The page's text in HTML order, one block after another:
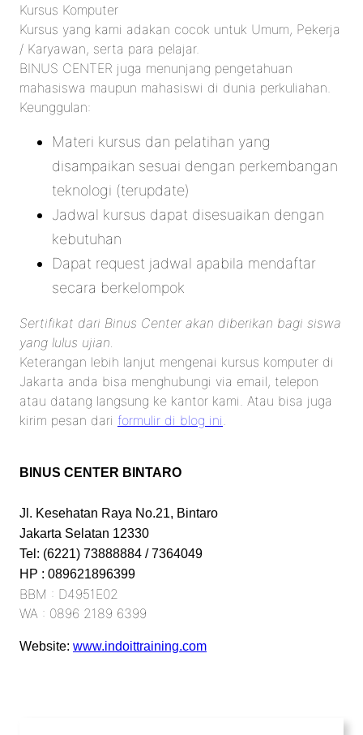
Kursus Komputer
Kursus yang kami adakan cocok untuk Umum, Pekerja
/ Karyawan, serta para pelajar.
BINUS CENTER juga menunjang pengetahuan
mahasiswa maupun mahasiswi di dunia perkuliahan.
Keunggulan:
Materi kursus dan pelatihan yang
disampaikan sesuai dengan perkembangan
teknologi (terupdate)
Jadwal kursus dapat disesuaikan dengan
kebutuhan
Dapat request jadwal apabila mendaftar
secara berkelompok
Sertifikat dari Binus Center akan diberikan bagi siswa
yang lulus ujian.
Keterangan lebih lanjut mengenai kursus komputer di
Jakarta anda bisa menghubungi via email, telepon
atau datang langsung ke kantor kami. Atau bisa juga
kirim pesan dari formulir di blog ini
BINUS CENTER BINTARO
Jl. Kesehatan Raya No.21, Bintaro
Jakarta Selatan 12330
Tel: (6221) 73888884 / 7364049
HP : 089621896399
BBM : D4951E02
WA : 0896 2189 6399
Website: www.indoittraining.com